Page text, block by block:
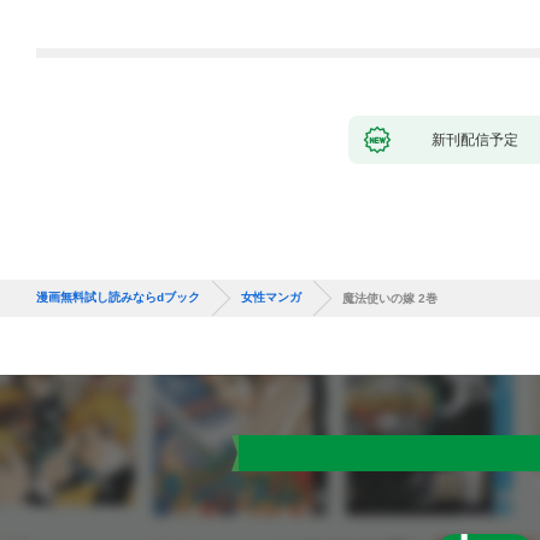
新刊配信予定
漫画無料試し読みならdブック 女性マンガ 魔法使いの嫁 2巻